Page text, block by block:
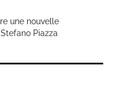
une nouvelle
Piazza